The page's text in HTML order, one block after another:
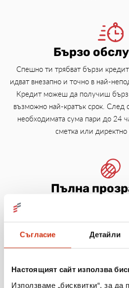
Съгласие Детайли
Настоящият сайт използва
Използваме „бисквитки“, за да
Бързо
Спешно ти трябват бързи
идват внезапно и точно в най-
Кредит можеш да получиш бърз
възможно най-кратък срок.
необходимата сума пари до 24
сметка или директно
Пълна
Стараем се да градим
нас няма скрити